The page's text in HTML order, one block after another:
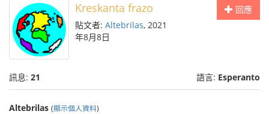
回應
Kreskanta frazo
貼文者: Altebrilas, 2021
年8月8日
訊息: 21 語言: Esperanto
Altebrilas (顯示個人資料)